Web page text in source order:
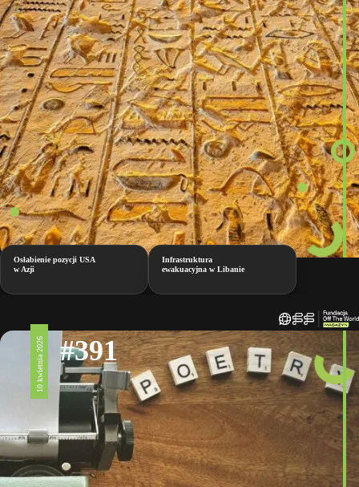
Osłabienie pozycji USA
w Azji
Infrastruktura
ewakuacyjna w Libanie
10 kwietnia 2026 #391